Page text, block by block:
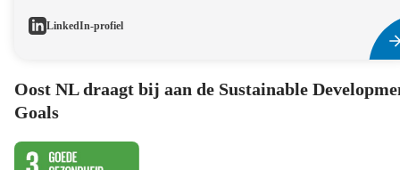
LinkedIn-profiel
Oost NL draagt bij aan de Sustainable
Goals